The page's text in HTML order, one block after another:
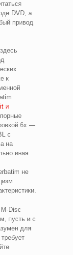
DVD, а
привод
к
и
6x —
с
на
иная
не
Disc
пусть и с
для